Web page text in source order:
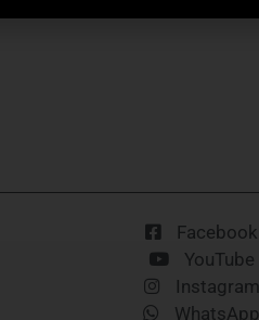
Facebook
YouTube
Instagram
WhatsApp